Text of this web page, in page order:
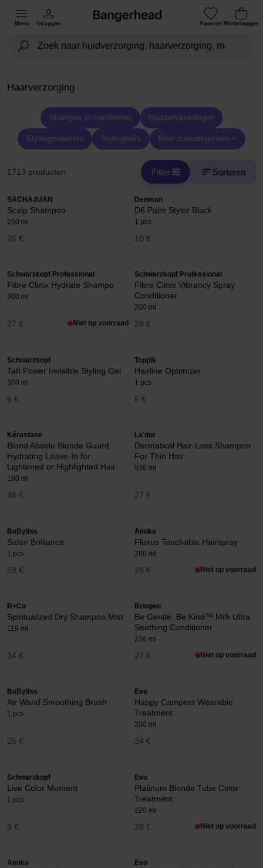
Menu Inloggen Favoriet Winkelwagen
Haarverzorging
Shampoo en conditioner Haarbehandelingen
Stylingproducten Stylingtools Meer subcategorieën +
1713 producten Filter Sorteren
SACHAJUAN
Scalp Shampoo
250 ml
26 €
Denman
D6 Palm Styler Black
1 pcs
10 €
Schwarzkopf Professional
Fibre Clinix Hydrate Shampo
300 ml
27 € Niet op voorraad
Schwarzkopf Professional
Fibre Clinix Vibrancy Spray
Conditioner
200 ml
28 €
Schwarzkopf
Taft Power Invisible Styling Gel
300 ml
6 €
Toppik
Hairline Optimizer
1 pcs
6 €
Kérastase
Blond Absolu Blonde Guard
Hydrating Leave-In for
Lightened or Highlighted Hair
190 ml
45 €
La'dor
Dermatical Hair-Loss Shampoo
For Thin Hair
530 ml
27 €
BaByliss
Salon Brilliance
1 pcs
59 €
Amika
Fluxus Touchable Hairspray
280 ml
29 € Niet op voorraad
R+Co
Spiritualized Dry Shampoo Mist
119 ml
34 €
Briogeo
Be Gentle, Be Kind™ Milk Ultra
Soothing Conditioner
236 ml
27 € Niet op voorraad
BaByliss
Air Wand Smoothing Brush
1 pcs
25 €
Evo
Happy Campers Wearable
Treatment
200 ml
34 €
Schwarzkopf
Live Color Moment
1 pcs
9 €
Evo
Platinum Blonde Tube Color
Treatment
220 ml
28 € Niet op voorraad
Amika Evo